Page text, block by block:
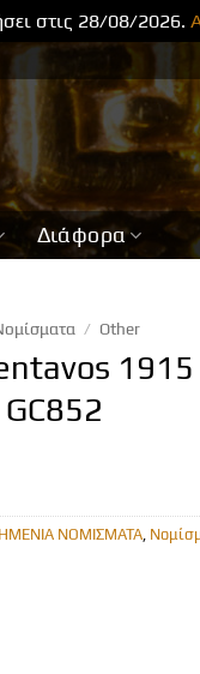
στις 28/08/2026.
Διάφορα
/ Other
1915
ΝΟΜΙΣΜΑΤΑ